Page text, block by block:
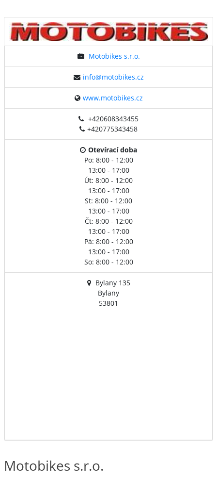
Motobikes s.r.o.
info@motobikes.cz
www.motobikes.cz
+420608343455
+420775343458
Otevírací doba
Po: 8:00 - 12:00
13:00 - 17:00
Út: 8:00 - 12:00
13:00 - 17:00
St: 8:00 - 12:00
13:00 - 17:00
Čt: 8:00 - 12:00
13:00 - 17:00
Pá: 8:00 - 12:00
13:00 - 17:00
So: 8:00 - 12:00
Bylany 135
Bylany
53801
Motobikes s.r.o.